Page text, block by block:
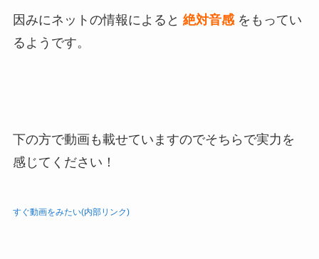
因みにネットの情報によると 絶対音感 をもってい
るようです。
下の方で動画も載せていますのでそちらで実力を
感じてください！
すぐ動画をみたい(内部リンク)